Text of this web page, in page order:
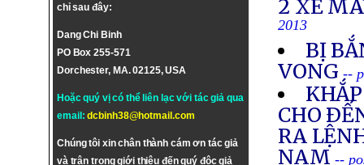
chỉ sau đây:
Dang Chi Binh
PO Box 255-571
Dorchester, MA. 02125, USA
Hoặc quý vị có thể liên lạc với tác giả qua
email:dcbinh38@hotmail.com
Chúng tôi xin chân thành cám ơn tác giả
và trân trọng giới thiệu đến quý độc giả
2 XE
2013
BỊ
VONG --
CHO
RA
NAM--